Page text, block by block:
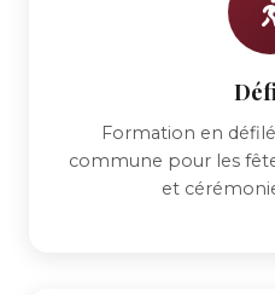
Formation en
commune pour les
et